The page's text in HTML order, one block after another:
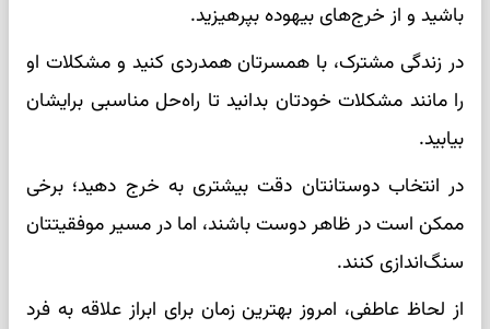
باشید و از خرج‌های بیهوده بپرهیزید.
در زندگی مشترک، با همسرتان همدردی کنید و مشکلات او
را مانند مشکلات خودتان بدانید تا راه‌حل مناسبی برایشان
بیابید.
در انتخاب دوستانتان دقت بیشتری به خرج دهید؛ برخی
ممکن است در ظاهر دوست باشند، اما در مسیر موفقیتتان
سنگ‌اندازی کنند.
از لحاظ عاطفی، امروز بهترین زمان برای ابراز علاقه به فرد